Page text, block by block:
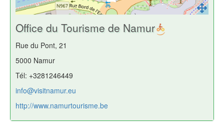
Office du Tourisme de Namur
Rue du Pont, 21
5000 Namur
Tél: +3281246449
info@visitnamur.eu
http://www.namurtourisme.be